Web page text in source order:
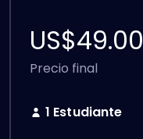
US$49.00
Precio final
1 Estudiante